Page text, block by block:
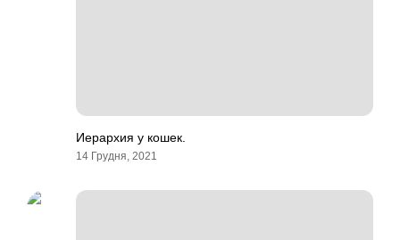
Иерархия у кошек.
14 Грудня, 2021